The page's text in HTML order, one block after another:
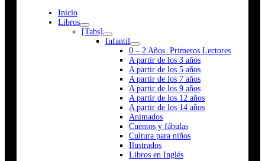
Inicio
Libros
[Tabs]
Infantil
0 – 2 Años. Primeros Lectores
A partir de los 3 años
A partir de los 5 años
A partir de los 7 años
A partir de los 9 años
A partir de los 12 años
A partir de los 14 años
Animados
Cuentos y fábulas
Cultura para niños
Ilustrados
Libros en Inglés